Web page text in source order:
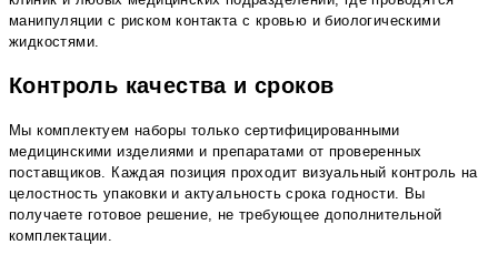
манипуляции с риском контакта с кровью и биологическими
жидкостями.
Контроль качества и сроков
Мы комплектуем наборы только сертифицированными
медицинскими изделиями и препаратами от проверенных
поставщиков. Каждая позиция проходит визуальный контроль на
целостность упаковки и актуальность срока годности. Вы
получаете готовое решение, не требующее дополнительной
комплектации.